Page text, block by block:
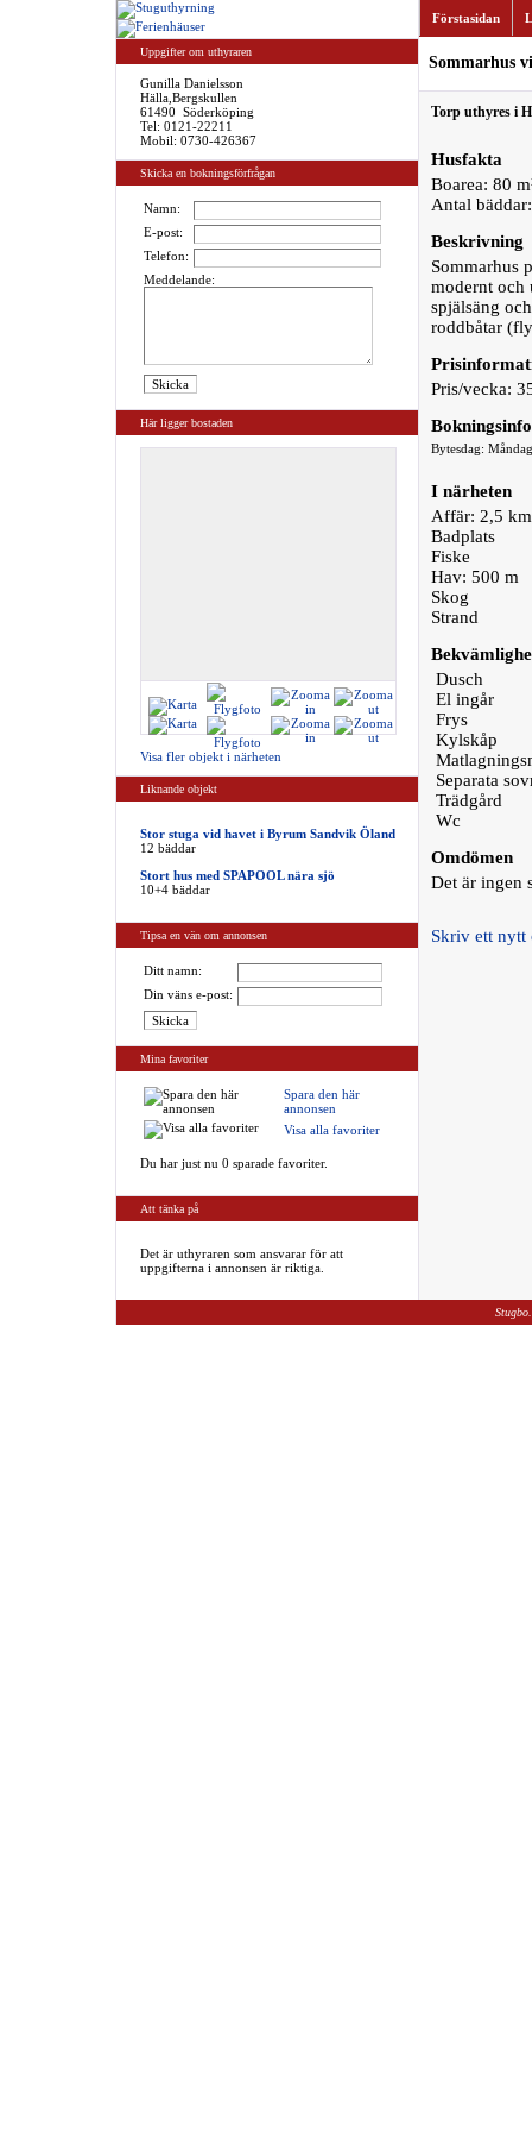
Uppgifter om uthyraren
Gunilla Danielsson
Hälla,Bergskullen
61490 Söderköping
Tel: 0121-22211
Mobil: 0730-426367
Skicka en bokningsförfrågan
Namn:
E-post:
Telefon:
Meddelande:
Här ligger bostaden
Visa fler objekt i närheten
Liknande objekt
Stor stuga vid havet i Byrum Sandvik Öland
12 bäddar
Stort hus med SPAPOOL nära sjö
10+4 bäddar
Tipsa en vän om annonsen
Ditt namn:
Din väns e-post:
Mina favoriter
Spara den här
annonsen
Visa alla favoriter
Du har just nu 0 sparade favoriter.
Att tänka på
Det är uthyraren som ansvarar för att
uppgifterna i annonsen är riktiga.
Förstasidan
Sommarhus
Torp uthyres i
Husfakta
Boarea: 80
Antal
Beskrivning
Sommarhus
modernt och
spjälsäng
roddbåtar
Pris/vecka:
Bytesdag: Måndag
I närheten
Affär: 2,5 km
Badplats
Fiske
Hav: 500 m
Skog
Strand
Dusch
El ingår
Frys
Kylskåp
Separata
Trädgård
Wc
Omdömen
Det är ingen
Skriv ett nytt